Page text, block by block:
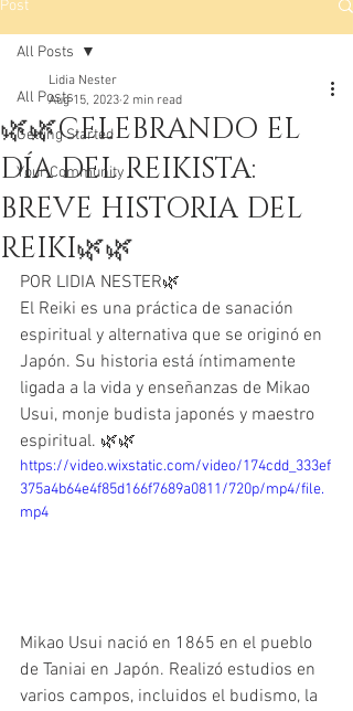
Post
All Posts
Getting Started
Your Community
All Posts
🌿🌿CELEBRANDO EL
DÍA DEL REIKISTA:
BREVE HISTORIA DEL
REIKI🌿🌿
Lidia Nester
Aug 15, 2023 2 min read
POR LIDIA NESTER🌿
El Reiki es una práctica de sanación
espiritual y alternativa que se originó en
Japón. Su historia está íntimamente
ligada a la vida y enseñanzas de Mikao
Usui, monje budista japonés y maestro
espiritual. 🌿🌿
https://video.wixstatic.com/video/174cdd_333ef
375a4b64e4f85d166f7689a0811/720p/mp4/file.
mp4
Mikao Usui nació en 1865 en el pueblo
de Taniai en Japón. Realizó estudios en
varios campos, incluidos el budismo, la